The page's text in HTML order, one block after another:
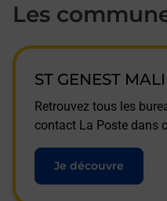
Les
ST GENEST
Retrouvez tous les
contact La Poste dans
Je découvre